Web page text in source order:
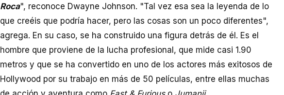
Roca", reconoce Dwayne Johnson. "Tal vez esa sea la leyenda de lo
que creéis que podría hacer, pero las cosas son un poco diferentes",
agrega. En su caso, se ha construido una figura detrás de él. Es el
hombre que proviene de la lucha profesional, que mide casi 1.90
metros y que se ha convertido en uno de los actores más exitosos de
Hollywood por su trabajo en más de 50 películas, entre ellas muchas